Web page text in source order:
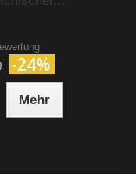
-24%
Mehr